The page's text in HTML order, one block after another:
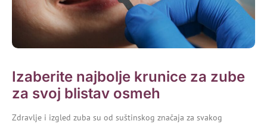
Izaberite najbolje krunice za zube
za svoj blistav osmeh
Zdravlje i izgled zuba su od suštinskog značaja za svakog